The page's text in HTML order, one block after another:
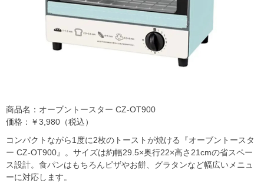
商品名：オーブントースター CZ-OT900
価格：￥3,980（税込）
コンパクトながら1度に2枚のトーストが焼ける『オーブントースタ
ー CZ-OT900』。サイズは約幅29.5×奥行22×高さ21cmの省スペー
ス設計。食パンはもちろんピザやお餅、グラタンなど幅広いメニュ
ーに対応します。